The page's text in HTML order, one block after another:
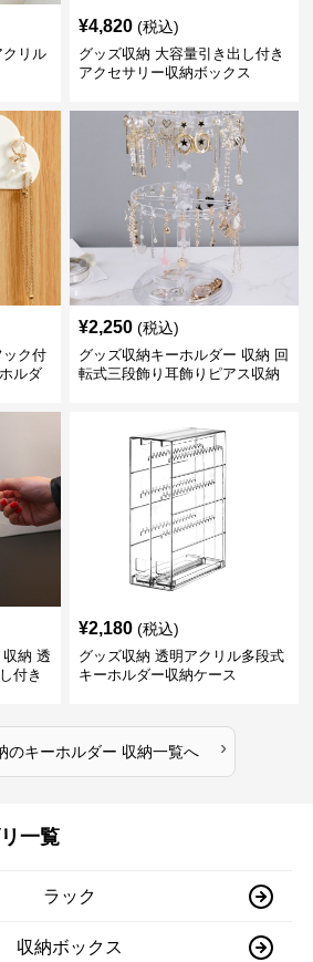
クリル
¥4,820 (税込)
グッズ収納 大容量引き出し付き
アクセサリー収納ボックス
ック付
ルダ
¥2,250 (税込)
グッズ収納キーホルダー 収納 回
転式三段飾り耳飾りピアス収納
納 透
付き
¥2,180 (税込)
グッズ収納 透明アクリル多段式
キーホルダー収納ケース
のキーホルダー 収納一覧へ ›
一覧
ラック
収納ボックス